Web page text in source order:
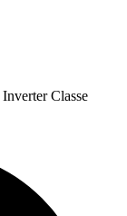
InverterClasse